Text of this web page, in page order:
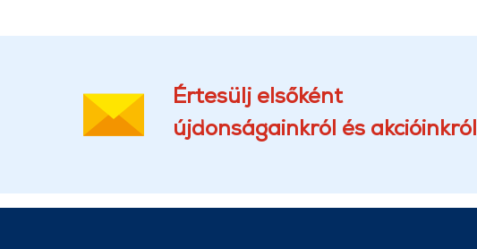
Értesülj elsőként
újdonságainkról és akcióinkról